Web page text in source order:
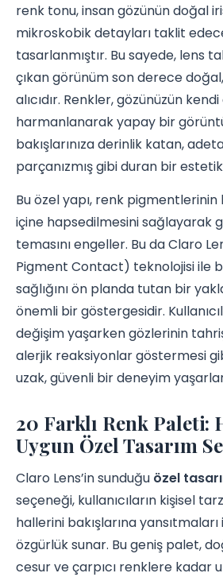
renk tonu, insan gözünün doğal
mikroskobik detayları taklit
tasarlanmıştır. Bu sayede, lens
çıkan görünüm son derece
alıcıdır. Renkler, gözünüzün
harmanlanarak yapay bir
bakışlarınıza derinlik katan,
parçanızmış gibi duran bir
Bu özel yapı, renk
içine hapsedilmesini sağlayarak
temasını engeller. Bu da Claro
Pigment Contact) teknolojisi ile
sağlığını ön planda tutan bir
önemli bir göstergesidir.
değişim yaşarken gözlerinin
alerjik reaksiyonlar göstermesi
uzak, güvenli bir deneyim
20 Farklı Renk Paleti:
Uygun Özel Tasarım
Claro Lens’in sunduğu özel
seçeneği, kullanıcıların kişisel
hallerini bakışlarına
özgürlük sunar. Bu geniş palet,
cesur ve çarpıcı renklere kadar